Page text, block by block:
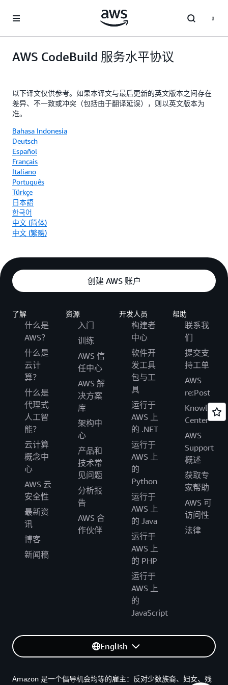
AWS CodeBuild 服务水平协议
以下译文仅供参考。如果本译文与最后更新的英文版本之间存在
差异、不一致或冲突（包括由于翻译延误），则以英文版本为
准。
Bahasa Indonesia
Deutsch
Español
Français
Italiano
Português
Türkçe
日本語
한국어
中文 (简体)
中文 (繁體)
创建 AWS 账户
了解
什么是
AWS？
什么是
云计
算？
什么是
代理式
人工智
能？
云计算
概念中
心
AWS 云
安全性
最新资
讯
博客
新闻稿
资源
入门
训练
AWS 信
任中心
AWS 解
决方案
库
架构中
心
产品和
技术常
见问题
分析报
告
AWS 合
作伙伴
开发人员
构建者
中心
软件开
发工具
包与工
具
运行于
AWS 上
的 .NET
运行于
AWS 上
的
Python
运行于
AWS 上
的 Java
运行于
AWS 上
的 PHP
运行于
AWS 上
的
JavaScript
帮助
联系我
们
提交支
持工单
AWS
re:Post
Knowledge
Center
AWS
Support
概述
获取专
家帮助
AWS 可
访问性
法律
English
Amazon 是一个倡导机会均等的雇主：反对少数族裔、妇女、残